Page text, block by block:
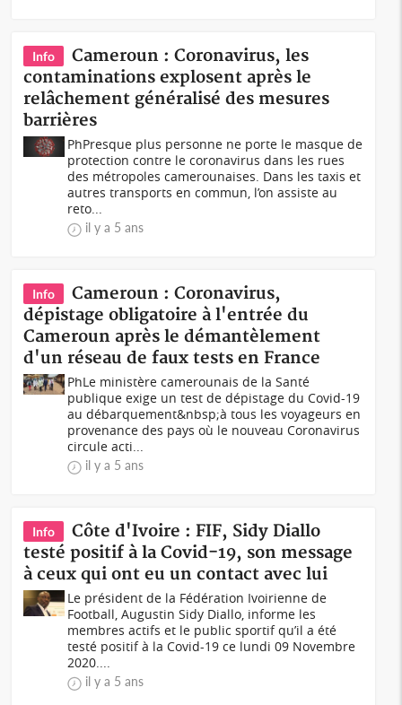
Info
Cameroun : Coronavirus, les
contaminations explosent après le
relâchement généralisé des mesures
barrières
PhPresque plus personne ne porte le masque de
protection contre le coronavirus dans les rues
des métropoles camerounaises. Dans les taxis et
autres transports en commun, l’on assiste au
reto...
il y a 5 ans
Info
Cameroun : Coronavirus,
dépistage obligatoire à l'entrée du
Cameroun après le démantèlement
d'un réseau de faux tests en France
PhLe ministère camerounais de la Santé
publique exige un test de dépistage du Covid-19
au débarquement&nbsp;à tous les voyageurs en
provenance des pays où le nouveau Coronavirus
circule acti...
il y a 5 ans
Info
Côte d'Ivoire : FIF, Sidy Diallo
testé positif à la Covid-19, son message
à ceux qui ont eu un contact avec lui
Le président de la Fédération Ivoirienne de
Football, Augustin Sidy Diallo, informe les
membres actifs et le public sportif qu’il a été
testé positif à la Covid-19 ce lundi 09 Novembre
2020....
il y a 5 ans